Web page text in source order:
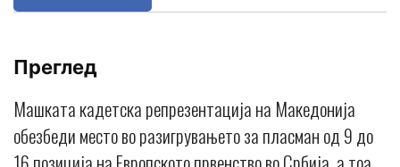
Преглед
Машката кадетска репрезентација на Македонија
обезбеди место во разигрувањето за пласман од 9 до